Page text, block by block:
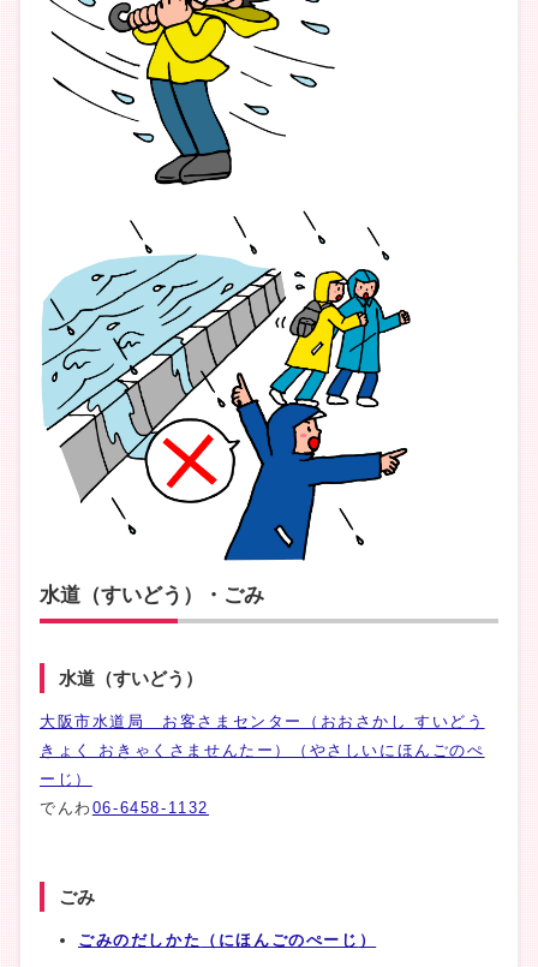
水道（すいどう）・ごみ
水道（すいどう）
大阪市水道局 お客さまセンター（おおさかし すいどう
きょく おきゃくさませんたー）（やさしいにほんごのぺ
ーじ）
でんわ 06-6458-1132
ごみ
ごみのだしかた （にほんごのぺーじ ）